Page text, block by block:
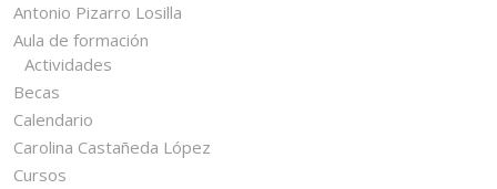
Antonio Pizarro Losilla
Aula de formación
Actividades
Becas
Calendario
Carolina Castañeda López
Cursos